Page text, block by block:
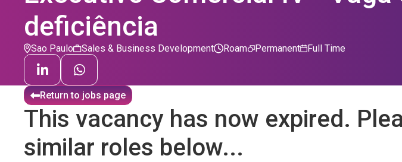
deficiência
Sao Paulo Sales & Business Development Permanent
Roam Full Time
Return to jobs page
This vacancy has now expired.
similar roles below...